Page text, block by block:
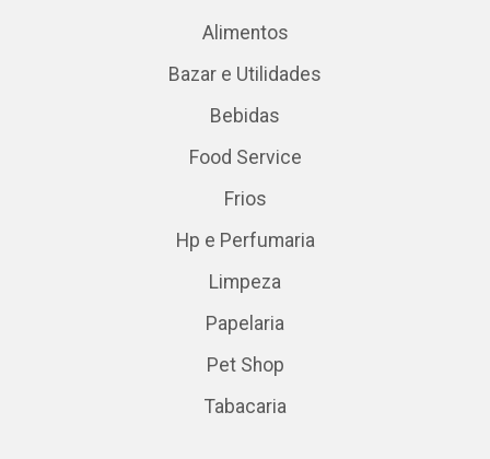
Alimentos
Bazar e Utilidades
Bebidas
Food Service
Frios
Hp e Perfumaria
Limpeza
Papelaria
Pet Shop
Tabacaria